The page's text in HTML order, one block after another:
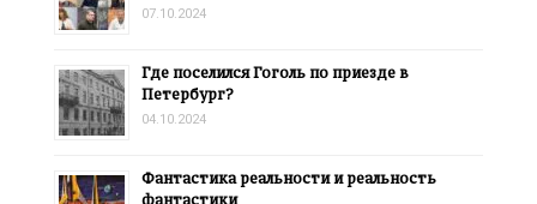
07.10.2024
Где поселился Гоголь по приезде в
Петербург?
04.10.2024
Фантастика реальности и реальность
фантастики